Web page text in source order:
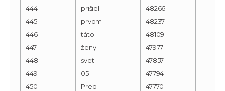
444
prišiel
48266
445
prvom
48237
446
táto
48109
447
ženy
47977
448
svet
47857
449
05
47794
450
Pred
47770